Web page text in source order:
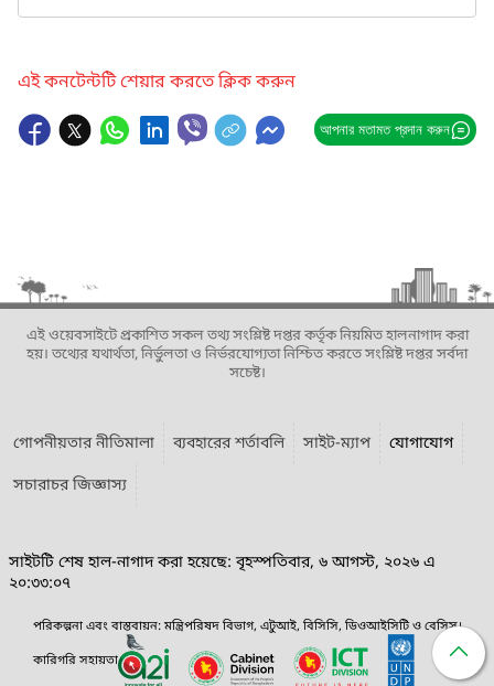
এই কনটেন্টটি শেয়ার করতে ক্লিক করুন
আপনার মতামত প্রদান করুন
এই ওয়েবসাইটে প্রকাশিত সকল তথ্য সংশ্লিষ্ট দপ্তর কর্তৃক নিয়মিত হালনাগাদ করা
হয়। তথ্যের যথার্থতা, নির্ভুলতা ও নির্ভরযোগ্যতা নিশ্চিত করতে সংশ্লিষ্ট দপ্তর সর্বদা
সচেষ্ট।
গোপনীয়তার নীতিমালা ব্যবহারের শর্তাবলি সাইট-ম্যাপ
যোগাযোগ
সচারাচর জিজ্ঞাস্য
সাইটটি শেষ হাল-নাগাদ করা হয়েছে: বৃহস্পতিবার, ৬ আগস্ট, ২০২৬ এ
২০:৩৩:০৭
পরিকল্পনা এবং বাস্তবায়ন: মন্ত্রিপরিষদ বিভাগ, এটুআই, বিসিসি, ডিওআইসিটি ও বেসিস।
কারিগরি সহায়তা